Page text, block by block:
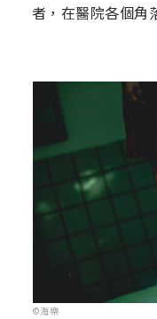
者，在醫院各個角
©海樂